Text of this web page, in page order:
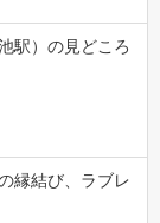
駅）の見どころ
縁結び、ラブレ